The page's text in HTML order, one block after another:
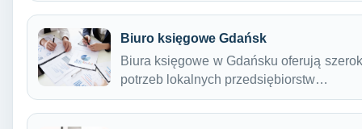
Biuro księgowe Gdańsk
Biura księgowe w Gdańsku oferują
potrzeb lokalnych przedsiębiorstw…